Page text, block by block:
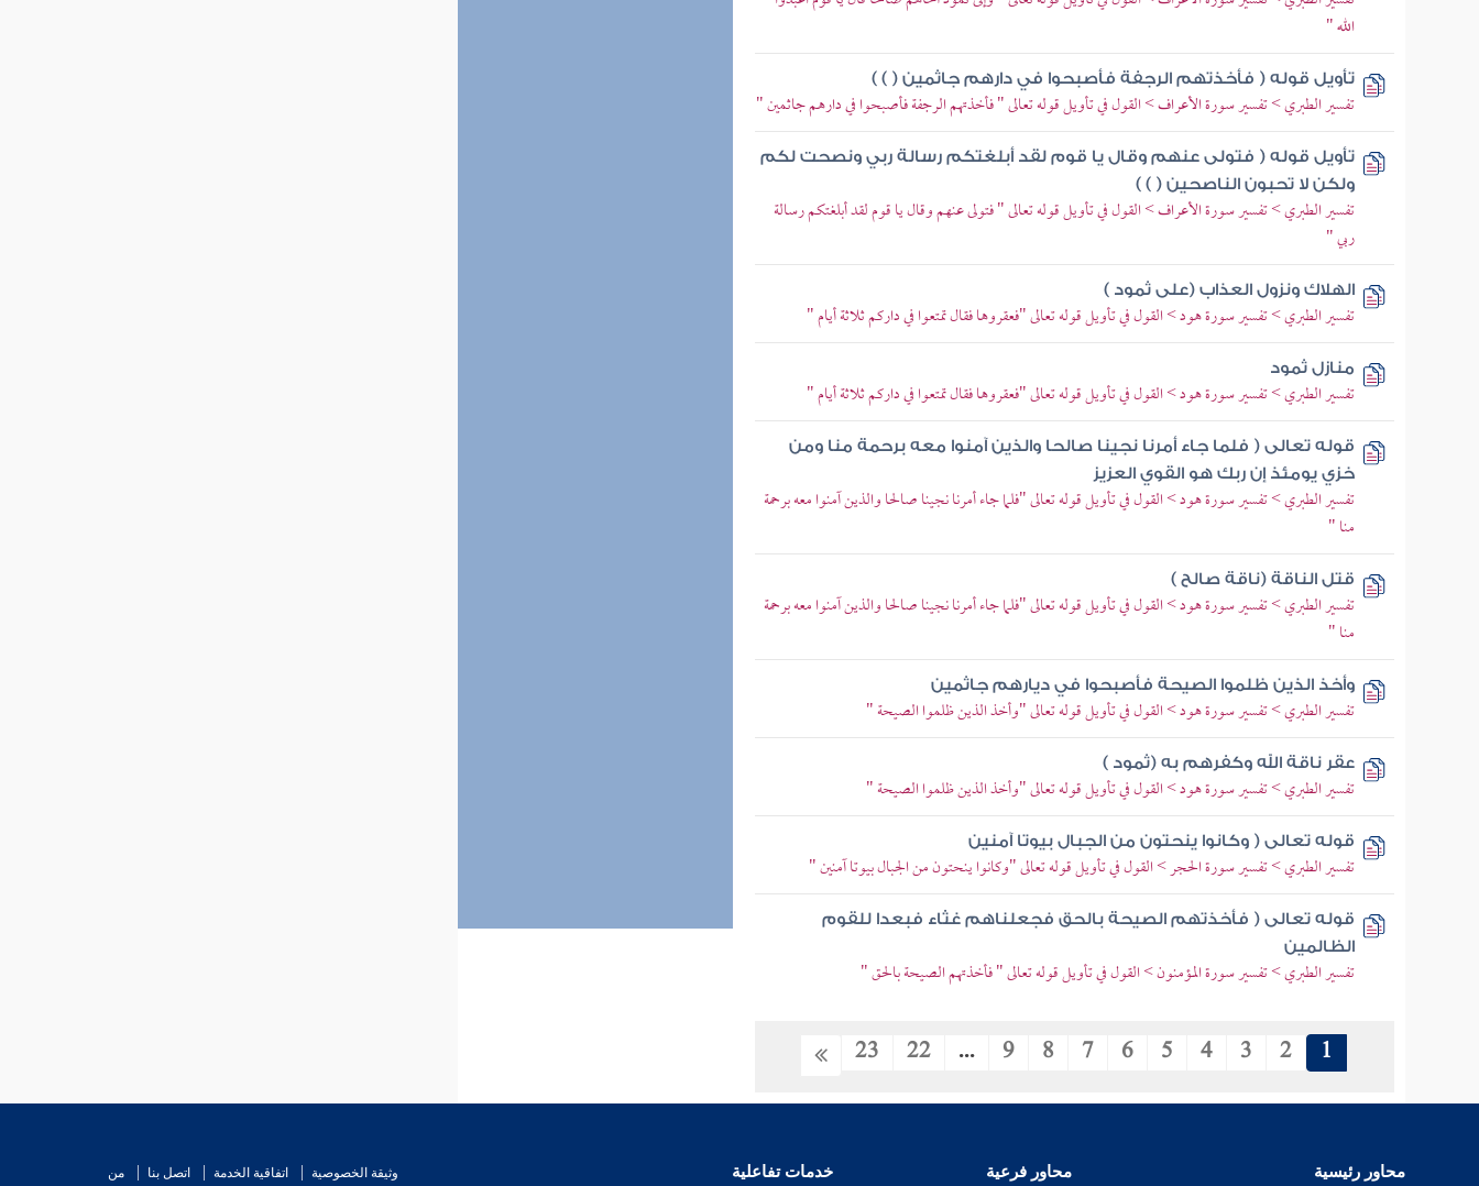
الله "
تأويل قوله ( فأخذتهم الرجفة فأصبحوا في دارهم جاثمين ( ) )
تفسير الطبري > تفسير سورة الأعراف > القول في تأويل قوله تعالى " فأخذتهم الرجفة فأصبحوا في دارهم جاثمين "
تأويل قوله ( فتولى عنهم وقال يا قوم لقد أبلغتكم رسالة ربي ونصحت لكم
ولكن لا تحبون الناصحين ( ) )
تفسير الطبري > تفسير سورة الأعراف > القول في تأويل قوله تعالى " فتولى عنهم وقال يا قوم لقد أبلغتكم رسالة
ربي "
الهلاك ونزول العذاب (على ثمود )
تفسير الطبري > تفسير سورة هود > القول في تأويل قوله تعالى "فعقروها فقال تمتعوا في داركم ثلاثة أيام "
منازل ثمود
تفسير الطبري > تفسير سورة هود > القول في تأويل قوله تعالى "فعقروها فقال تمتعوا في داركم ثلاثة أيام "
قوله تعالى ( فلما جاء أمرنا نجينا صالحا والذين آمنوا معه برحمة منا ومن
خزي يومئذ إن ربك هو القوي العزيز
تفسير الطبري > تفسير سورة هود > القول في تأويل قوله تعالى "فلما جاء أمرنا نجينا صالحا والذين آمنوا معه برحمة
منا "
قتل الناقة (ناقة صالح )
تفسير الطبري > تفسير سورة هود > القول في تأويل قوله تعالى "فلما جاء أمرنا نجينا صالحا والذين آمنوا معه برحمة
منا "
وأخذ الذين ظلموا الصيحة فأصبحوا في ديارهم جاثمين
تفسير الطبري > تفسير سورة هود > القول في تأويل قوله تعالى "وأخذ الذين ظلموا الصيحة "
عقر ناقة الله وكفرهم به (ثمود )
تفسير الطبري > تفسير سورة هود > القول في تأويل قوله تعالى "وأخذ الذين ظلموا الصيحة "
قوله تعالى ( وكانوا ينحتون من الجبال بيوتا آمنين
تفسير الطبري > تفسير سورة الحجر > القول في تأويل قوله تعالى "وكانوا ينحتون من الجبال بيوتا آمنين "
قوله تعالى ( فأخذتهم الصيحة بالحق فجعلناهم غثاء فبعدا للقوم
الظالمين
تفسير الطبري > تفسير سورة المؤمنون > القول في تأويل قوله تعالى " فأخذتهم الصيحة بالحق "
1
2
3
4
5
6
7
8
9
...
22
23
محاور رئيسية محاور فرعية خدمات تفاعلية وثيقة الخصوصية اتفاقية الخدمة اتصل بنا من